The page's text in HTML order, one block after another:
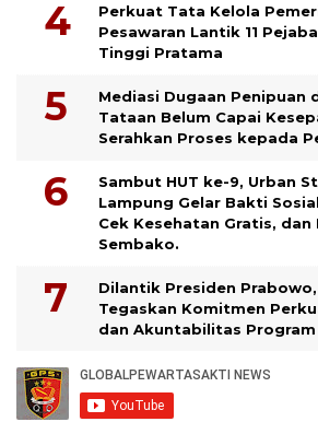
Perkuat Tata Kelola
Pesawaran Lantik 11
Tinggi Pratama
Mediasi Dugaan Penipuan
Tataan Belum Capai
Serahkan Proses kepada
Sambut HUT ke-9, Urban
Lampung Gelar Bakti
Cek Kesehatan Gratis, dan
Sembako.
Dilantik Presiden Prabowo,
Tegaskan Komitmen
dan Akuntabilitas Program